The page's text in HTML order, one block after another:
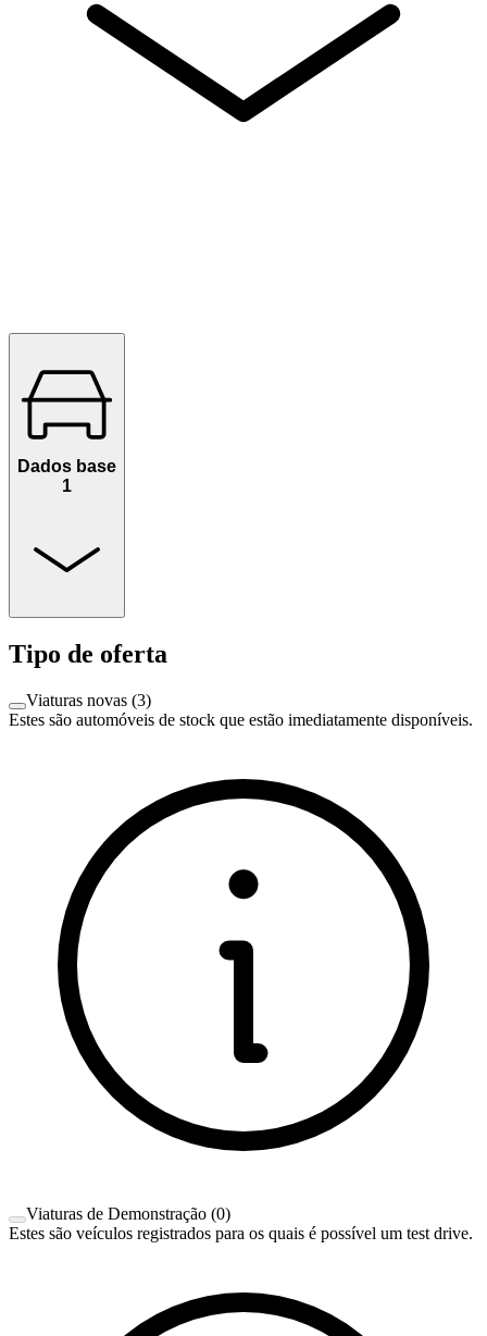
Dados base
1
Tipo de oferta
Viaturas novas (3)
Estes são automóveis de stock que estão imediatamente disponíveis.
Viaturas de Demonstração (0)
Estes são veículos registrados para os quais é possível um test drive.